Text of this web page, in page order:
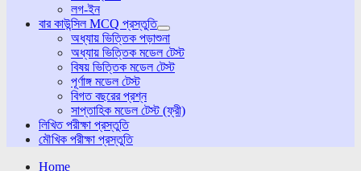
menu
লগ-ইন
বার কাউন্সিল MCQ প্রস্তুতি
expand
child
menu
অধ্যায় ভিত্তিক পড়াশুনা
অধ্যায় ভিত্তিক মডেল টেস্ট
বিষয় ভিত্তিক মডেল টেস্ট
পূর্ণাঙ্গ মডেল টেস্ট
বিগত বছরের প্রশ্ন
সাপ্তাহিক মডেল টেস্ট (ফ্রী)
লিখিত পরীক্ষা প্রস্তুতি
মৌখিক পরীক্ষা প্রস্তুতি
Home